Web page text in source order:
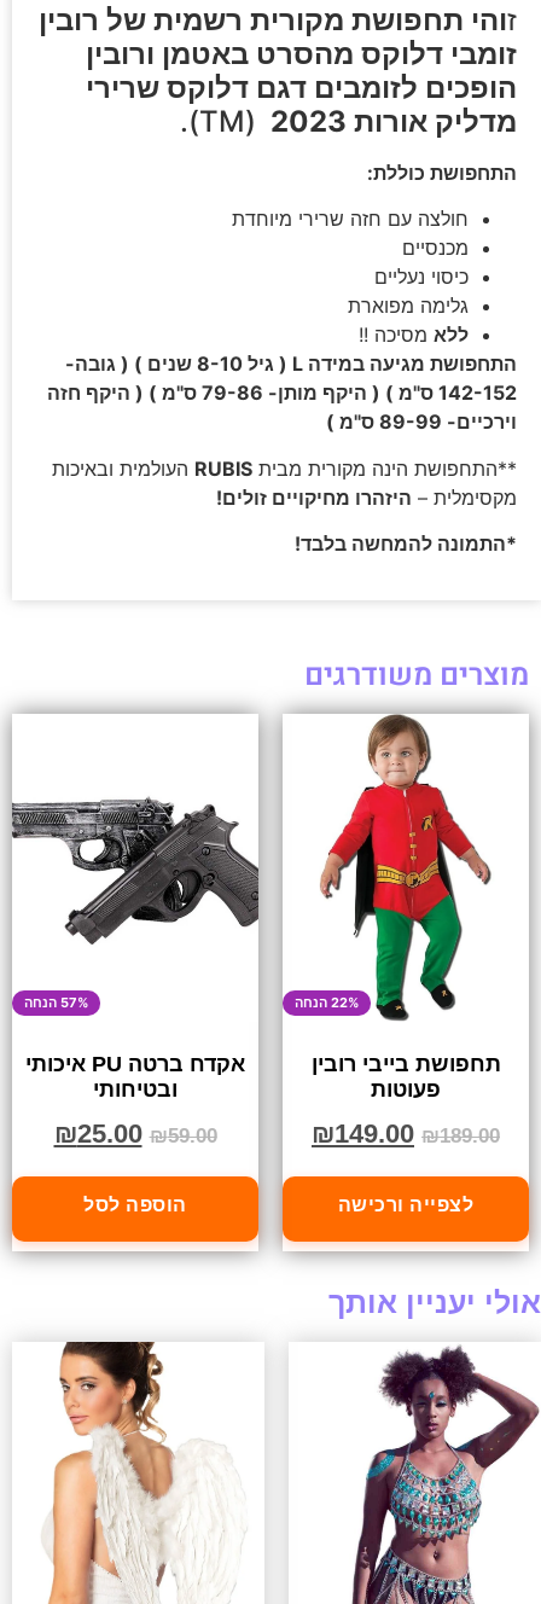
זוהי תחפושת מקורית רשמית של רובין
זומבי דלוקס מהסרט באטמן ורובין
הופכים לזומבים דגם דלוקס שרירי
מדליק אורות 2023
(TM).
התחפושת כוללת:
חולצה עם חזה שרירי מיוחדת
מכנסיים
כיסוי נעליים
גלימה מפוארת
ללא מסיכה !!
התחפושת מגיעה במידה L ( גיל 8-10 שנים ) ( גובה-
142-152 ס"מ ) ( היקף מותן- 79-86 ס"מ ) ( היקף חזה
וירכיים- 89-99 ס"מ )
**התחפושת הינה מקורית מבית RUBIS העולמית ובאיכות
מקסימלית – היזהרו מחיקויים זולים!
*התמונה להמחשה בלבד!
מוצרים משודרגים
22% הנחה
תחפושת בייבי רובין
פעוטות
₪189.00
₪149.00
לצפייה ורכישה
57% הנחה
אקדח ברטה PU איכותי
ובטיחותי
₪59.00
₪25.00
הוספה לסל
אולי יעניין אותך